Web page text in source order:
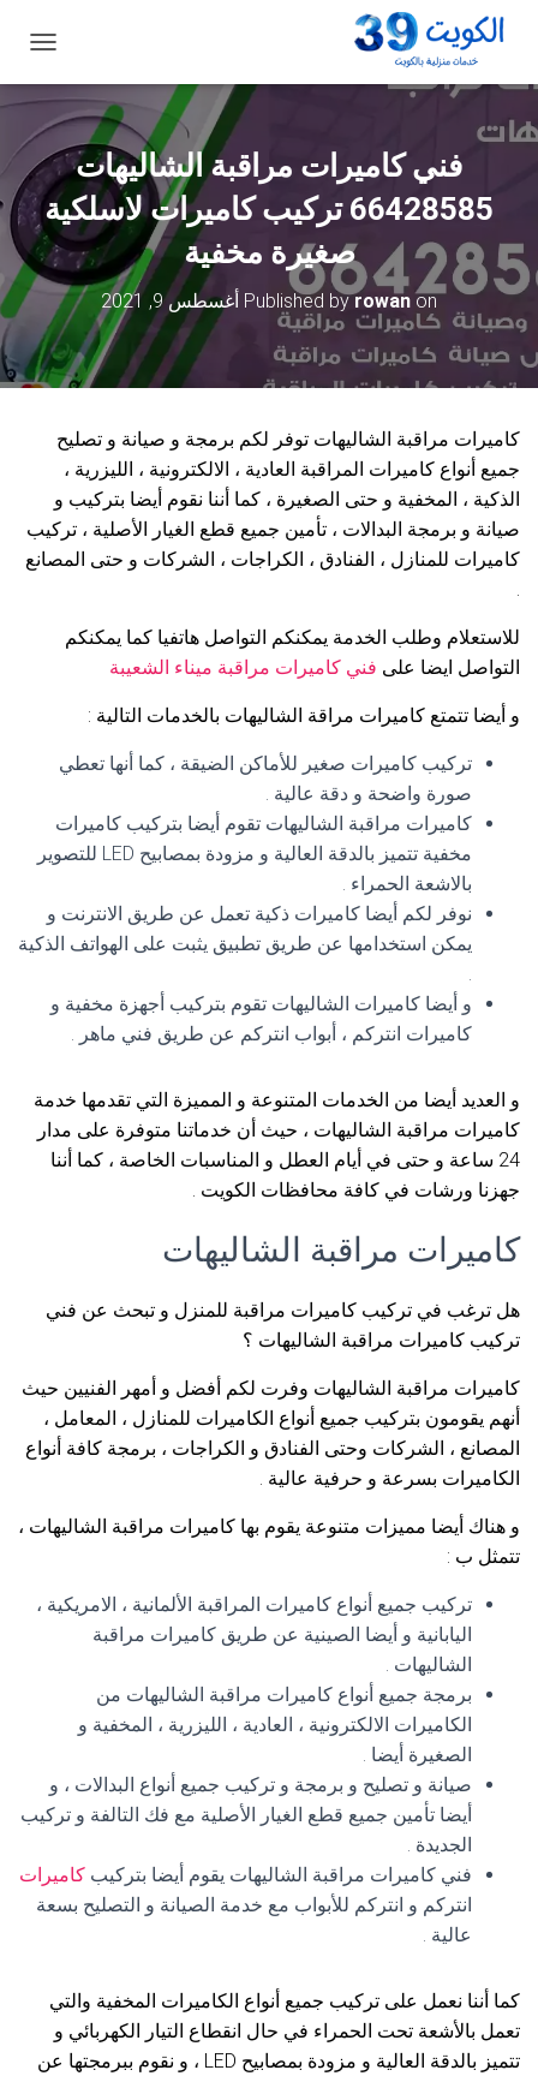
ب
ي
ا
ل
ت
ن
ق
فني كاميرات مراقبة الشاليهات
66428585 تركيب كاميرات لاسلكية
صغيرة مخفية
Published byrowan on أغسطس 9, 2021
كاميرات مراقبة الشاليهات توفر لكم برمجة و صيانة و تصليح
جميع أنواع كاميرات المراقبة العادية ، الالكترونية ، الليزرية ،
الذكية ، المخفية و حتى الصغيرة ، كما أننا نقوم أيضا بتركيب و
صيانة و برمجة البدالات ، تأمين جميع قطع الغيار الأصلية ، تركيب
كاميرات للمنازل ، الفنادق ، الكراجات ، الشركات و حتى المصانع
.
للاستعلام وطلب الخدمة يمكنكم التواصل هاتفيا كما يمكنكم
التواصل ايضا على فني كاميرات مراقبة ميناء الشعيبة
و أيضا تتمتع كاميرات مراقة الشاليهات بالخدمات التالية :
تركيب كاميرات صغير للأماكن الضيقة ، كما أنها تعطي
صورة واضحة و دقة عالية .
كاميرات مراقبة الشاليهات تقوم أيضا بتركيب كاميرات
مخفية تتميز بالدقة العالية و مزودة بمصابيح LED للتصوير
بالاشعة الحمراء .
نوفر لكم أيضا كاميرات ذكية تعمل عن طريق الانترنت و
يمكن استخدامها عن طريق تطبيق يثبت على الهواتف الذكية
.
و أيضا كاميرات الشاليهات تقوم بتركيب أجهزة مخفية و
كاميرات انتركم ، أبواب انتركم عن طريق فني ماهر .
و العديد أيضا من الخدمات المتنوعة و المميزة التي تقدمها خدمة
كاميرات مراقبة الشاليهات ، حيث أن خدماتنا متوفرة على مدار
24 ساعة و حتى في أيام العطل و المناسبات الخاصة ، كما أننا
جهزنا ورشات في كافة محافظات الكويت .
كاميرات مراقبة الشاليهات
هل ترغب في تركيب كاميرات مراقبة للمنزل و تبحث عن فني
تركيب كاميرات مراقبة الشاليهات ؟
كاميرات مراقبة الشاليهات وفرت لكم أفضل و أمهر الفنيين حيث
أنهم يقومون بتركيب جميع أنواع الكاميرات للمنازل ، المعامل ،
المصانع ، الشركات وحتى الفنادق و الكراجات ، برمجة كافة أنواع
الكاميرات بسرعة و حرفية عالية .
و هناك أيضا مميزات متنوعة يقوم بها كاميرات مراقبة الشاليهات ،
تتمثل ب :
تركيب جميع أنواع كاميرات المراقبة الألمانية ، الامريكية ،
اليابانية و أيضا الصينية عن طريق كاميرات مراقبة
الشاليهات .
برمجة جميع أنواع كاميرات مراقبة الشاليهات من
الكاميرات الالكترونية ، العادية ، الليزرية ، المخفية و
الصغيرة أيضا .
صيانة و تصليح و برمجة و تركيب جميع أنواع البدالات ، و
أيضا تأمين جميع قطع الغيار الأصلية مع فك التالفة و تركيب
الجديدة .
فني كاميرات مراقبة الشاليهات يقوم أيضا بتركيب كاميرات
انتركم و انتركم للأبواب مع خدمة الصيانة و التصليح بسعة
عالية .
كما أننا نعمل على تركيب جميع أنواع الكاميرات المخفية والتي
تعمل بالأشعة تحت الحمراء في حال انقطاع التيار الكهربائي و
تتميز بالدقة العالية و مزودة بمصابيح LED ، و نقوم ببرمجتها عن